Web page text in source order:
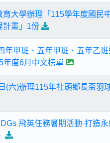
大學辦理「115學年度國民
計畫」1份
年甲班、五年甲班、五年乙
年度6月中文榜單
(六)辦理115年社頭鄉長盃羽
飛英任務暑期活動-打造